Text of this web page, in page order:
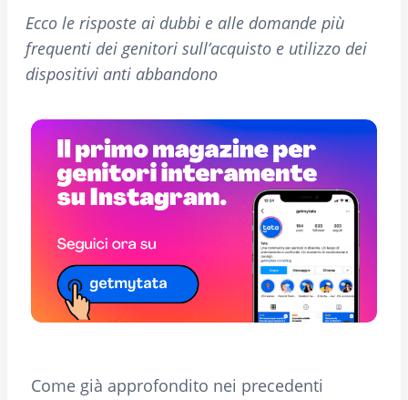
Ecco le risposte ai dubbi e alle domande più
frequenti dei genitori sull’acquisto e utilizzo dei
dispositivi anti abbandono
Come già approfondito nei precedenti